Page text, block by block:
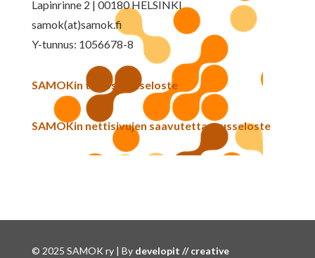
Lapinrinne 2 | 00180 HELSINKI
samok(at)samok.fi
Y-tunnus: 1056678-8
SAMOKin tietosuojaseloste
SAMOKin nettisivujen saavutettavuusseloste
© 2025 SAMOK ry | By developit // creative